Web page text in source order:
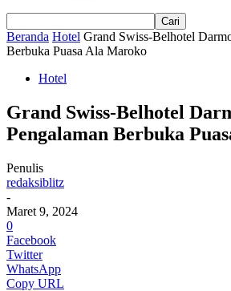
Beranda Hotel Grand Swiss-Belhotel
Berbuka Puasa Ala Maroko
Hotel
Grand Swiss-Belhotel
Pengalaman Berbuka
Penulis
redaksiblitz
-
Maret 9, 2024
0
Facebook
Twitter
WhatsApp
Copy URL